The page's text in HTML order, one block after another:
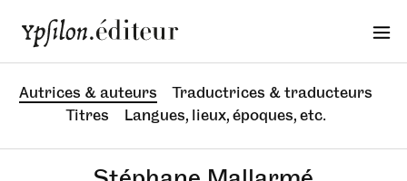
Autrices & auteurs
Traductrices & traducteurs
Titres
Langues, lieux, époques, etc.